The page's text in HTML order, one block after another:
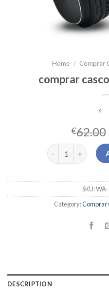
Home / Comprar
comprar
€62.00
comprar cascos
SKU:
Category:Comprar
DESCRIPTION